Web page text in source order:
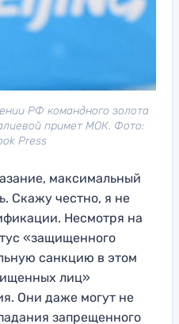
РФ командного золота
примет МОК. Фото:
Press
максимальный
Скажу честно, я не
Несмотря на
«защищенного
санкцию в этом
лиц»
Они даже могут не
запрещенного